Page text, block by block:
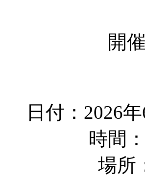
開
日付：2026
時間
場所